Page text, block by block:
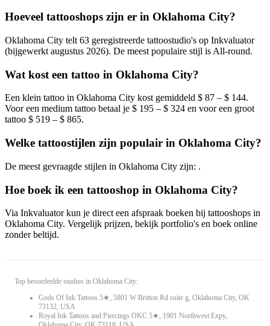
Hoeveel tattooshops zijn er in Oklahoma City?
Oklahoma City telt 63 geregistreerde tattoostudio's op Inkvaluator
(bijgewerkt augustus 2026). De meest populaire stijl is All-round.
Wat kost een tattoo in Oklahoma City?
Een klein tattoo in Oklahoma City kost gemiddeld $ 87 – $ 144.
Voor een medium tattoo betaal je $ 195 – $ 324 en voor een groot
tattoo $ 519 – $ 865.
Welke tattoostijlen zijn populair in Oklahoma City?
De meest gevraagde stijlen in Oklahoma City zijn: .
Hoe boek ik een tattooshop in Oklahoma City?
Via Inkvaluator kun je direct een afspraak boeken bij tattooshops in
Oklahoma City. Vergelijk prijzen, bekijk portfolio's en boek online
zonder beltijd.
Top beoordeelde studios in Oklahoma City:
Gods Of Ink Tattoos 5★, 5801 W Britton Rd suite g, Oklahoma City, OK
73132, USA
Royal Ink Tattoos and Piercings OKC 5★, 1901 Northwest Expy,